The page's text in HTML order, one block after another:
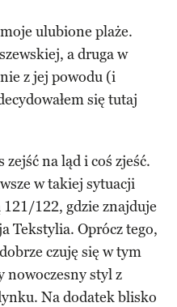
ulubione plaże.
a druga w
z jej powodu (i
się tutaj
zejść na ląd i coś zjeść.
w takiej sytuacji
122, gdzie znajduje
Tekstylia. Oprócz tego,
czuję się w tym
nowoczesny styl z
Na dodatek blisko